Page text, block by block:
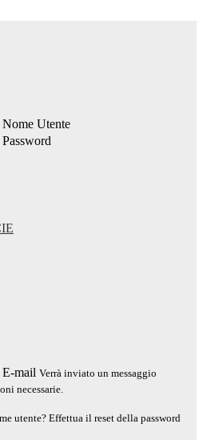
Nome Utente
Password
E-mail Verrà inviato un messaggio
necessarie.
utente? Effettua il reset della password